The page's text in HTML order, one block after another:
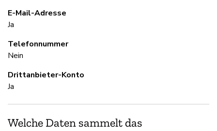
E-Mail-Adresse
Ja
Telefonnummer
Nein
Drittanbieter-Konto
Ja
Welche Daten sammelt das